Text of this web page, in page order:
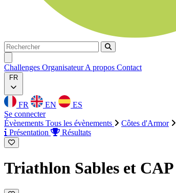
Rechercher
Rechercher
Challenges OrganisateurA propos Contact
FR
FR EN
ES
Se connecter
Évènements Tous les évènements Côtes d'Armor
Présentation
Résultats
Triathlon Sables et CAP